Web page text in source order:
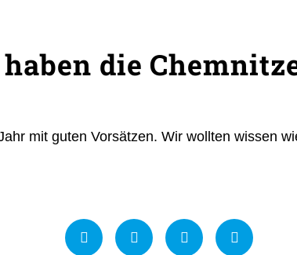
die
mit guten Vorsätzen. Wir wollten wissen